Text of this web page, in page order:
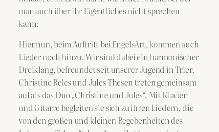
man auch über ihr Eigentliches nicht sprechen
kann.
Hier nun, beim Auftritt bei EngelsArt, kommen auch
Lieder noch hinzu. Wir sind dabei ein harmonischer
Dreiklang, befreundet seit unserer Jugend in Trier.
Christine Reles und Jules Thesen treten gemeinsam
auf als das Duo „Christine und Jules“. Mit Klavier
und Gitarre begleiten sie sich zu ihren Liedern, die
von den großen und kleinen Begebenheiten des